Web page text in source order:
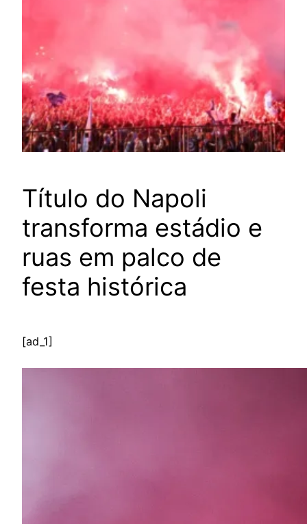
Título do Napoli
transforma estádio e
ruas em palco de
festa histórica
[ad_1]